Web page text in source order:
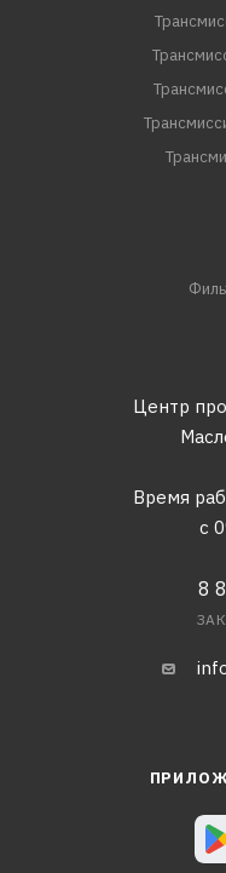
Центр
Время
с
8